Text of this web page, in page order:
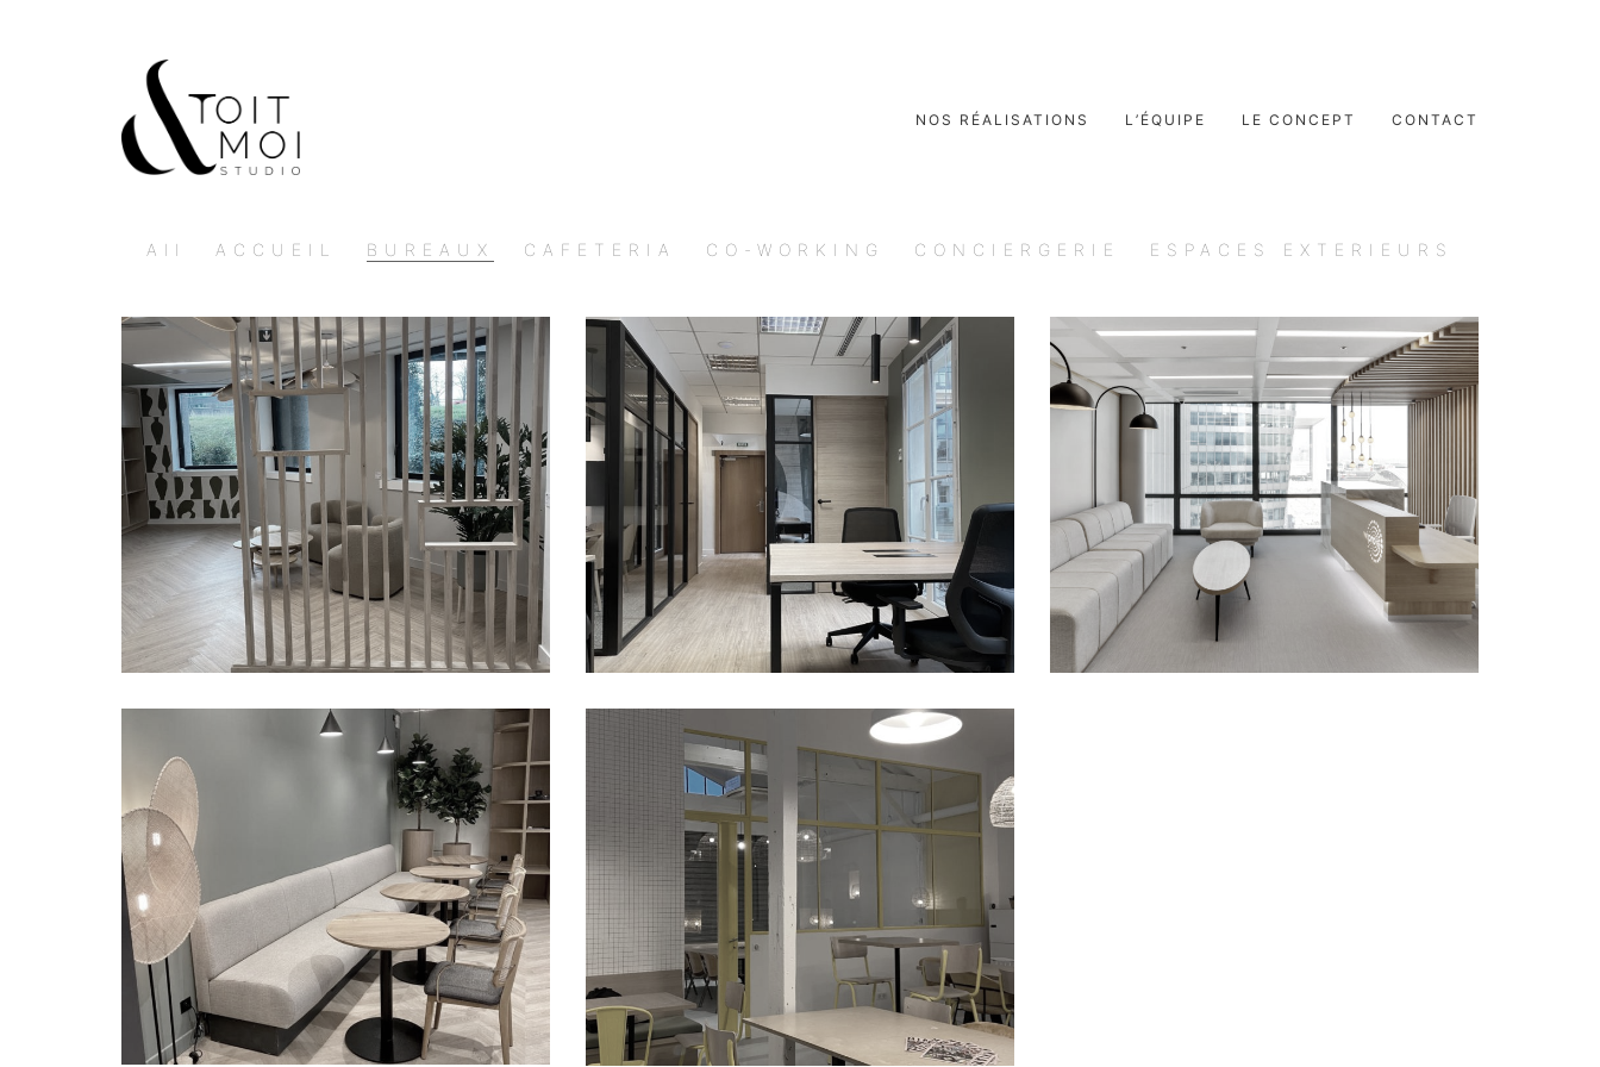
NOS RÉALISATIONS L’ÉQUIPE LE CONCEPT CONTACT
All ACCUEIL BUREAUX CAFETERIA CO-WORKING CONCIERGERIE ESPACES EXTERIEURS